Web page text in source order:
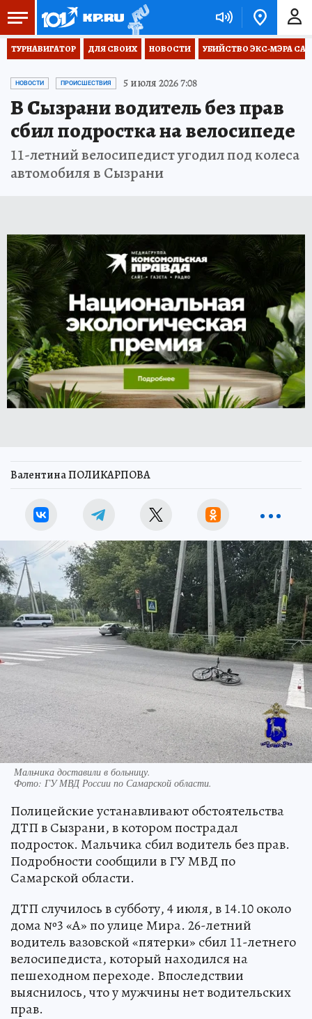
ТУРНАВИГАТОР ДЛЯ СВОИХ НОВОСТИ УБИЙСТВО ЭКС-МЭРА
НОВОСТИ ПРОИСШЕСТВИЯ 5 июля 2026 7:08
В Сызрани водитель без прав
сбил подростка на велосипеде
11-летний велосипедист угодил под колеса
автомобиля в Сызрани
Валентина ПОЛИКАРПОВА
Мальчика доставили в больницу.
Фото: ГУ МВД России по Самарской области.
Полицейские устанавливают обстоятельства
ДТП в Сызрани, в котором пострадал
подросток. Мальчика сбил водитель без прав.
Подробности сообщили в ГУ МВД по
Самарской области.
ДТП случилось в субботу, 4 июля, в 14.10 около
дома №3 «А» по улице Мира. 26-летний
водитель вазовской «пятерки» сбил 11-летнего
велосипедиста, который находился на
пешеходном переходе. Впоследствии
выяснилось, что у мужчины нет водительских
прав.